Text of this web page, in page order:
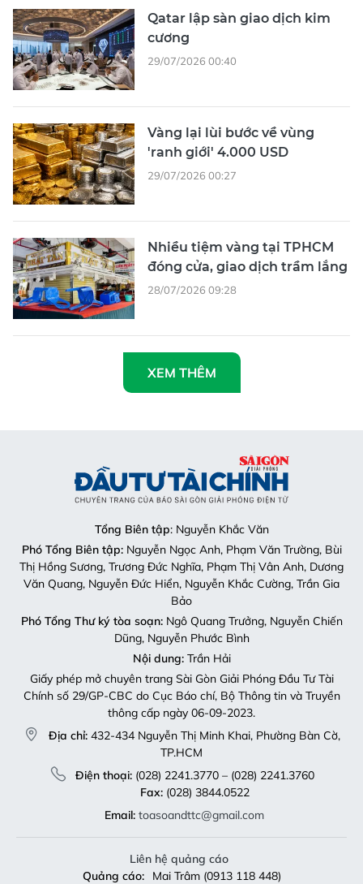
Qatar lập sàn giao dịch kim
cương
29/07/2026 00:40
Vàng lại lùi bước về vùng
'ranh giới' 4.000 USD
29/07/2026 00:27
Nhiều tiệm vàng tại TPHCM
đóng cửa, giao dịch trầm lắng
28/07/2026 09:28
XEM THÊM
Tổng Biên tập: Nguyễn Khắc Văn
Phó Tổng Biên tập:Nguyễn Ngọc Anh, Phạm Văn Trường, Bùi
Thị Hồng Sương, Trương Đức Nghĩa, Phạm Thị Vân Anh, Dương
Văn Quang, Nguyễn Đức Hiển, Nguyễn Khắc Cường, Trần Gia
Bảo
Phó Tổng Thư ký tòa soạn:Ngô Quang Trưởng, Nguyễn Chiến
Dũng, Nguyễn Phước Bình
Nội dung:Trần Hải
Giấy phép mở chuyên trang Sài Gòn Giải Phóng Đầu Tư Tài
Chính số 29/GP-CBC do Cục Báo chí, Bộ Thông tin và Truyền
thông cấp ngày 06-09-2023.
Địa chỉ: 432-434 Nguyễn Thị Minh Khai, Phường Bàn Cờ,
TP.HCM
Điện thoại:(028) 2241.3770 – (028) 2241.3760
Fax:(028) 3844.0522
Email: toasoandttc@gmail.com
Liên hệ quảng cáo
Quảng cáo:
Mai Trâm (0913 118 448)